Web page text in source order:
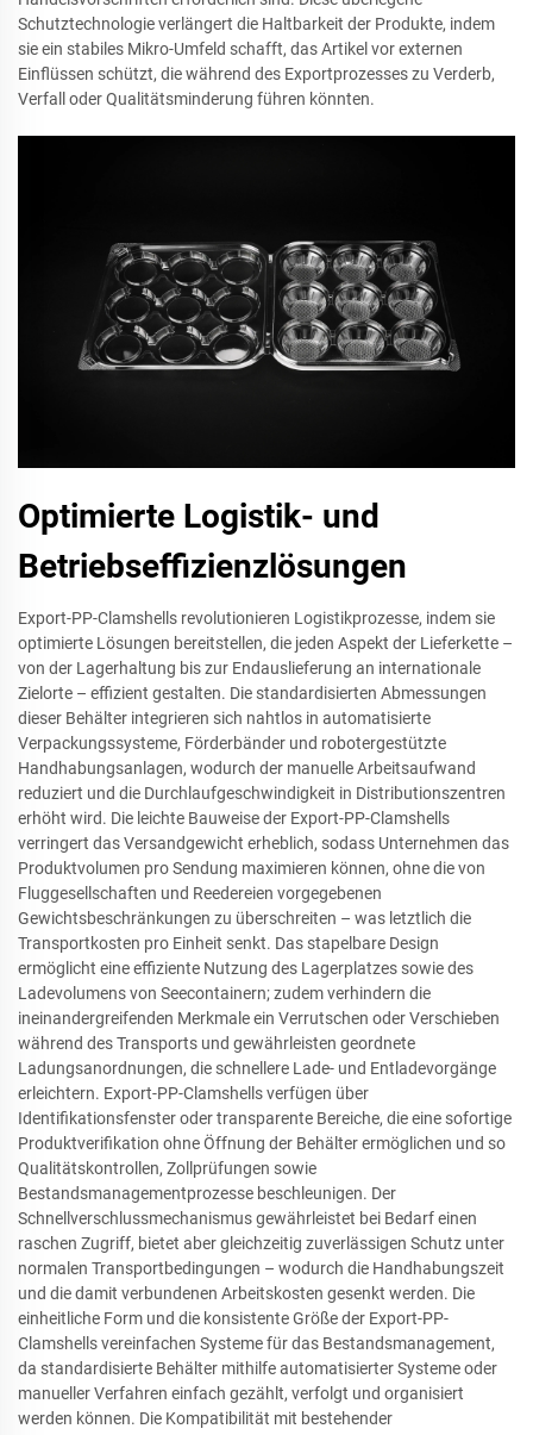
Schutztechnologie verlängert die Haltbarkeit der Produkte, indem
sie ein stabiles Mikro-Umfeld schafft, das Artikel vor externen
Einflüssen schützt, die während des Exportprozesses zu Verderb,
Verfall oder Qualitätsminderung führen könnten.
Optimierte Logistik- und
Betriebseffizienzlösungen
Export-PP-Clamshells revolutionieren Logistikprozesse, indem sie
optimierte Lösungen bereitstellen, die jeden Aspekt der Lieferkette –
von der Lagerhaltung bis zur Endauslieferung an internationale
Zielorte – effizient gestalten. Die standardisierten Abmessungen
dieser Behälter integrieren sich nahtlos in automatisierte
Verpackungssysteme, Förderbänder und robotergestützte
Handhabungsanlagen, wodurch der manuelle Arbeitsaufwand
reduziert und die Durchlaufgeschwindigkeit in Distributionszentren
erhöht wird. Die leichte Bauweise der Export-PP-Clamshells
verringert das Versandgewicht erheblich, sodass Unternehmen das
Produktvolumen pro Sendung maximieren können, ohne die von
Fluggesellschaften und Reedereien vorgegebenen
Gewichtsbeschränkungen zu überschreiten – was letztlich die
Transportkosten pro Einheit senkt. Das stapelbare Design
ermöglicht eine effiziente Nutzung des Lagerplatzes sowie des
Ladevolumens von Seecontainern; zudem verhindern die
ineinandergreifenden Merkmale ein Verrutschen oder Verschieben
während des Transports und gewährleisten geordnete
Ladungsanordnungen, die schnellere Lade- und Entladevorgänge
erleichtern. Export-PP-Clamshells verfügen über
Identifikationsfenster oder transparente Bereiche, die eine sofortige
Produktverifikation ohne Öffnung der Behälter ermöglichen und so
Qualitätskontrollen, Zollprüfungen sowie
Bestandsmanagementprozesse beschleunigen. Der
Schnellverschlussmechanismus gewährleistet bei Bedarf einen
raschen Zugriff, bietet aber gleichzeitig zuverlässigen Schutz unter
normalen Transportbedingungen – wodurch die Handhabungszeit
und die damit verbundenen Arbeitskosten gesenkt werden. Die
einheitliche Form und die konsistente Größe der Export-PP-
Clamshells vereinfachen Systeme für das Bestandsmanagement,
da standardisierte Behälter mithilfe automatisierter Systeme oder
manueller Verfahren einfach gezählt, verfolgt und organisiert
werden können. Die Kompatibilität mit bestehender